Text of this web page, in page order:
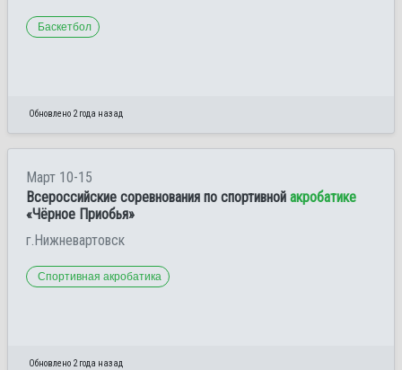
Баскетбол
Обновлено 2 года назад
Март 10-15
Всероссийские соревнования по спортивной акробатике
«Чёрное Приобья»
г.Нижневартовск
Спортивная акробатика
Обновлено 2 года назад